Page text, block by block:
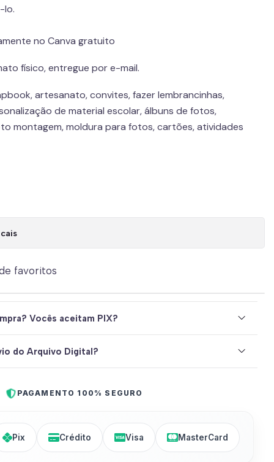
lo.
no Canva gratuito
físico, entregue por e-mail.
artesanato, convites, fazer lembrancinhas,
de material escolar, álbuns de fotos,
montagem, moldura para fotos, cartões, atividades
favoritos
Vocês aceitam PIX?
do Arquivo Digital?
PAGAMENTO 100% SEGURO
Pix Crédito Visa MasterCard